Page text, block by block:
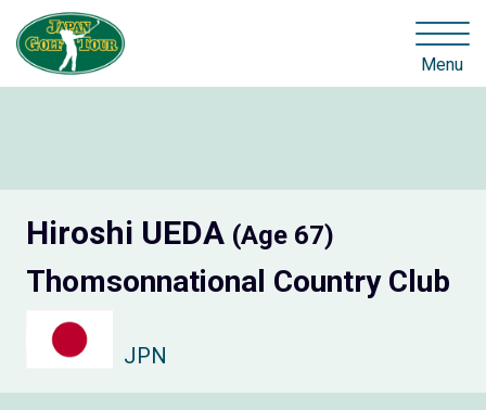
Menu
Hiroshi UEDA (Age 67)
Thomsonnational Country Club
JPN